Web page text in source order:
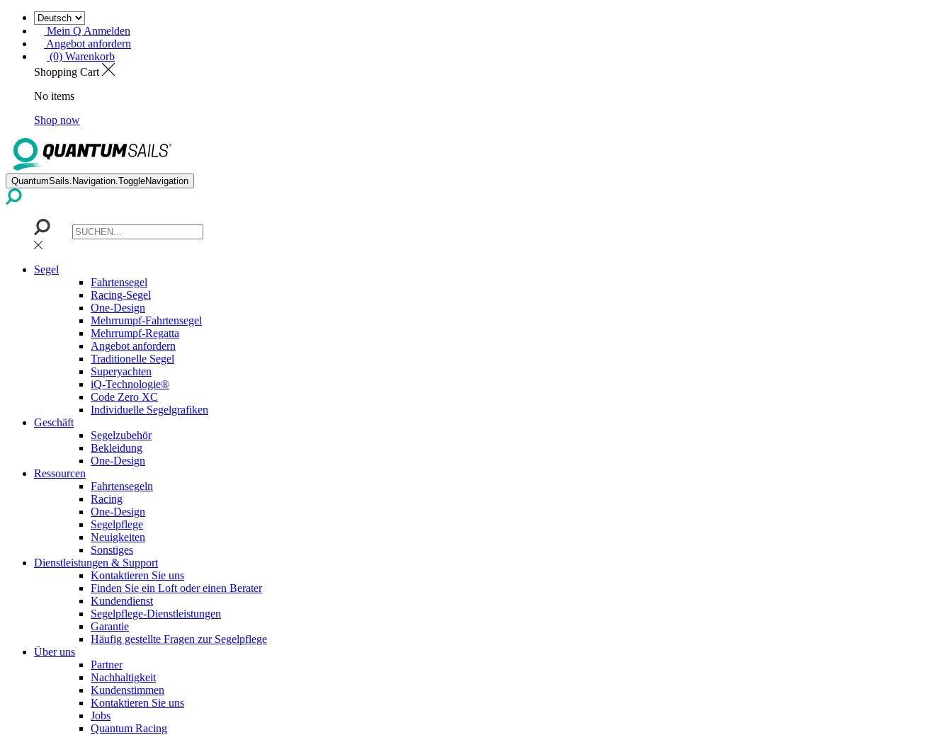
Mein Q Anmelden
Angebot anfordern
(0) Warenkorb
Shopping Cart
No items
Shop now
QuantumSails.Navigation.ToggleNavigation
Segel
Fahrtensegel
Racing-Segel
One-Design
Mehrrumpf-Fahrtensegel
Mehrrumpf-Regatta
Angebot anfordern
Traditionelle Segel
Superyachten
iQ-Technologie®
Code Zero XC
Individuelle Segelgrafiken
Geschäft
Segelzubehör
Bekleidung
One-Design
Ressourcen
Fahrtensegeln
Racing
One-Design
Segelpflege
Neuigkeiten
Sonstiges
Dienstleistungen & Support
Kontaktieren Sie uns
Finden Sie ein Loft oder einen Berater
Kundendienst
Segelpflege-Dienstleistungen
Garantie
Häufig gestellte Fragen zur Segelpflege
Über uns
Partner
Nachhaltigkeit
Kundenstimmen
Kontaktieren Sie uns
Jobs
Quantum Racing